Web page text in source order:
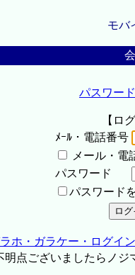
モバ
パスワー
【ロ
ﾒｰﾙ・電話番号
メール・電
パスワード
パスワード
ホ・ガラケー・ログイ
点ございましたらノジ